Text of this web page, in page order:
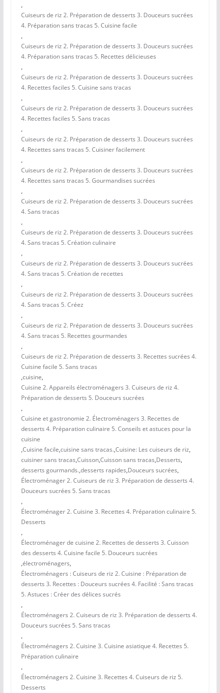
,
Cuiseurs de riz 2. Préparation de desserts 3. Douceurs sucrées
4. Préparation sans tracas 5. Cuisine facile
,
Cuiseurs de riz 2. Préparation de desserts 3. Douceurs sucrées
4. Préparation sans tracas 5. Recettes délicieuses
,
Cuiseurs de riz 2. Préparation de desserts 3. Douceurs sucrées
4. Recettes faciles 5. Cuisine sans tracas
,
Cuiseurs de riz 2. Préparation de desserts 3. Douceurs sucrées
4. Recettes faciles 5. Sans tracas
,
Cuiseurs de riz 2. Préparation de desserts 3. Douceurs sucrées
4. Recettes sans tracas 5. Cuisiner facilement
,
Cuiseurs de riz 2. Préparation de desserts 3. Douceurs sucrées
4. Recettes sans tracas 5. Gourmandises sucrées
,
Cuiseurs de riz 2. Préparation de desserts 3. Douceurs sucrées
4. Sans tracas
,
Cuiseurs de riz 2. Préparation de desserts 3. Douceurs sucrées
4. Sans tracas 5. Création culinaire
,
Cuiseurs de riz 2. Préparation de desserts 3. Douceurs sucrées
4. Sans tracas 5. Création de recettes
,
Cuiseurs de riz 2. Préparation de desserts 3. Douceurs sucrées
4. Sans tracas 5. Créez
,
Cuiseurs de riz 2. Préparation de desserts 3. Douceurs sucrées
4. Sans tracas 5. Recettes gourmandes
,
Cuiseurs de riz 2. Préparation de desserts 3. Recettes sucrées 4.
Cuisine facile 5. Sans tracas
,cuisine,
Cuisine 2. Appareils électroménagers 3. Cuiseurs de riz 4.
Préparation de desserts 5. Douceurs sucrées
,
Cuisine et gastronomie 2. Électroménagers 3. Recettes de
desserts 4. Préparation culinaire 5. Conseils et astuces pour la
cuisine
,Cuisine facile,cuisine sans tracas.,Cuisine: Les cuiseurs de riz,
cuisiner sans tracas,Cuisson,Cuisson sans tracas,Desserts,
desserts gourmands.,desserts rapides,Douceurs sucrées,
Électroménager 2. Cuiseurs de riz 3. Préparation de desserts 4.
Douceurs sucrées 5. Sans tracas
,
Électroménager 2. Cuisine 3. Recettes 4. Préparation culinaire 5.
Desserts
,
Électroménager de cuisine 2. Recettes de desserts 3. Cuisson
des desserts 4. Cuisine facile 5. Douceurs sucrées
,électroménagers,
Électroménagers : Cuiseurs de riz 2. Cuisine : Préparation de
desserts 3. Recettes : Douceurs sucrées 4. Facilité : Sans tracas
5. Astuces : Créer des délices sucrés
,
Électroménagers 2. Cuiseurs de riz 3. Préparation de desserts 4.
Douceurs sucrées 5. Sans tracas
,
Électroménagers 2. Cuisine 3. Cuisine asiatique 4. Recettes 5.
Préparation culinaire
,
Électroménagers 2. Cuisine 3. Recettes 4. Cuiseurs de riz 5.
Desserts